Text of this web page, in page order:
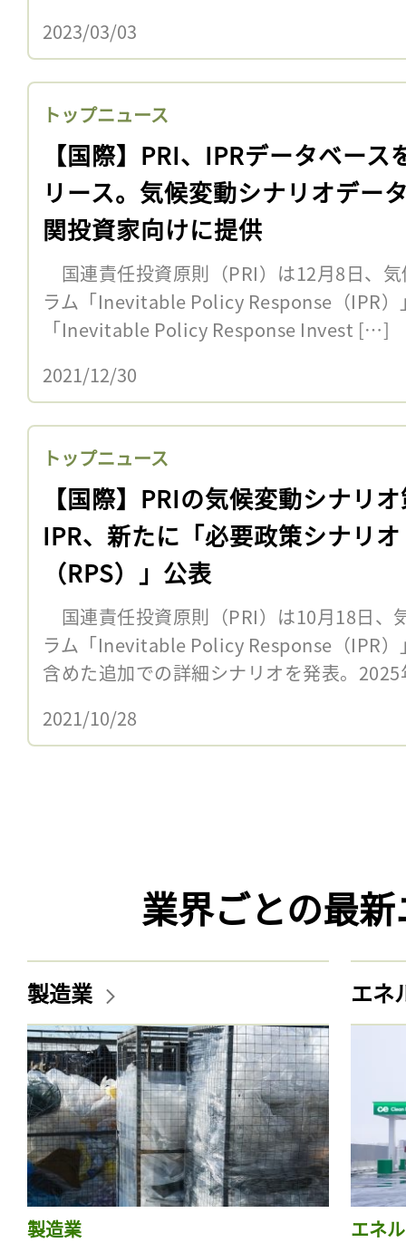
2023/03/03
トップニュース
【国際】PRI、IPRデータベース
リース。気候変動シナリオデー
関投資家向けに提供
国連責任投資原則（PRI）は12月8日、
ラム「Inevitable Policy Response（IPR）
「Inevitable Policy Response Invest […]
2021/12/30
トップニュース
【国際】PRIの気候変動シナリ
IPR、新たに「必要政策シナリオ
（RPS）」公表
国連責任投資原則（PRI）は10月18日、
ラム「Inevitable Policy Response（IPR
含めた追加での詳細シナリオを発表。
2021/10/28
業界ごとの最
製造業
製造業
エネ
エネ